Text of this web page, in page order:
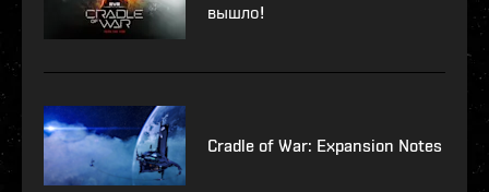
вышло!
Cradle of War: Expansion Notes